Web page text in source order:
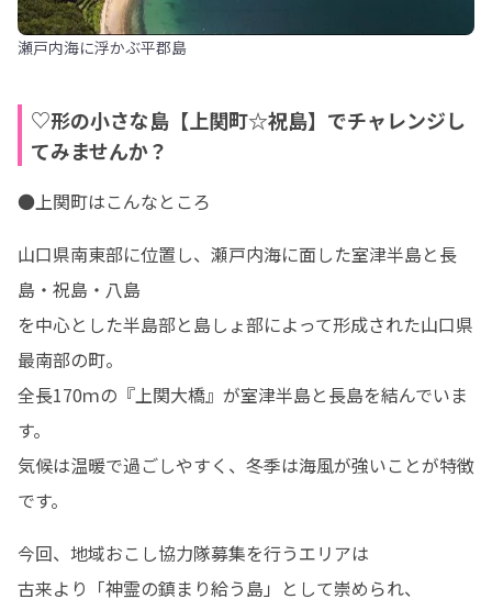
瀬戸内海に浮かぶ平郡島
♡形の小さな島【上関町☆祝島】でチャレンジし
てみませんか？
●上関町はこんなところ
山口県南東部に位置し、瀬戸内海に面した室津半島と長
島・祝島・八島
を中心とした半島部と島しょ部によって形成された山口県
最南部の町。
全長170ｍの『上関大橋』が室津半島と長島を結んでいま
す。
気候は温暖で過ごしやすく、冬季は海風が強いことが特徴
です。
今回、地域おこし協力隊募集を行うエリアは
古来より「神霊の鎮まり給う島」として崇められ、